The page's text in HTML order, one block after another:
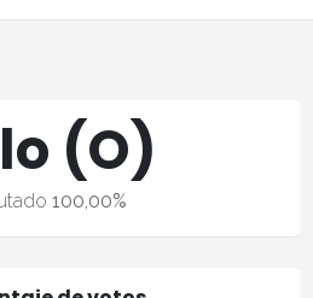
(O)
100,00%